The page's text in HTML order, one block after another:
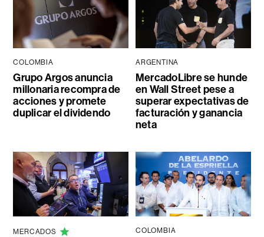
COLOMBIA
Grupo Argos anuncia
millonaria recompra de
acciones y promete
duplicar el dividendo
ARGENTINA
MercadoLibre se hunde
en Wall Street pese a
superar expectativas de
facturación y ganancia
neta
MERCADOS COLOMBIA